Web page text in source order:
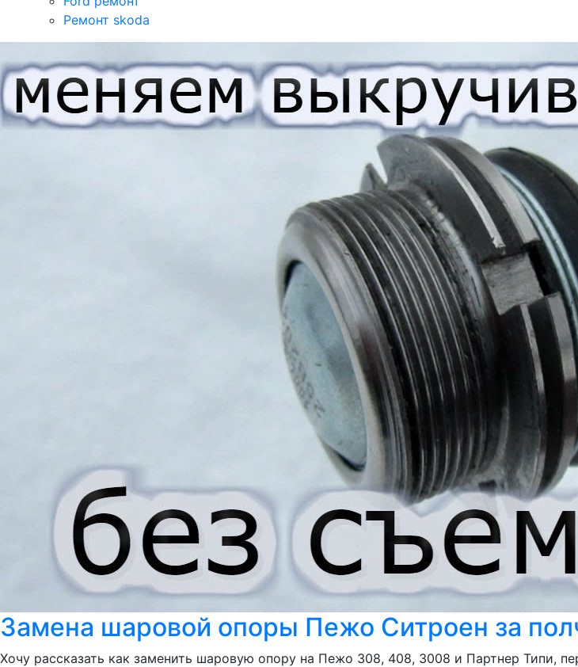
Ремонт skoda
Замена шаровой опоры Пежо Ситроен за
Хочу рассказать как заменить шаровую опору на Пежо 308, 408, 3008 и Партнер Типи,